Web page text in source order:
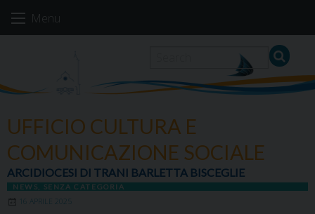
Menu
UFFICIO CULTURA E
COMUNICAZIONE SOCIALE
ARCIDIOCESI DI TRANI BARLETTA BISCEGLIE
NEWS SENZA CATEGORIA
16 APRILE 2025